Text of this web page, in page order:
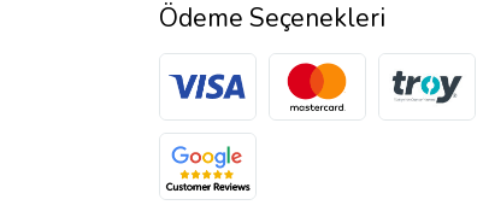
Ödeme Seçenekleri